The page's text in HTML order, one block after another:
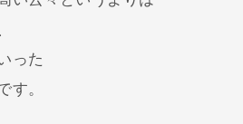
った
す。